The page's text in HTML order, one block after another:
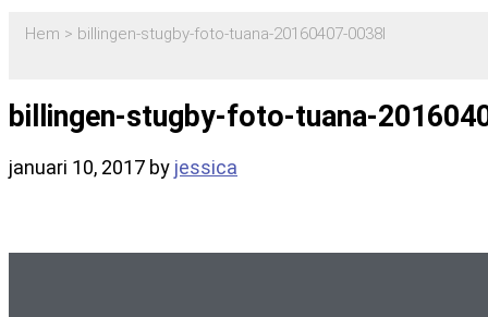
Hem > billingen-stugby-foto-tuana-20160407-0038l
billingen-stugby-foto-tuana-
januari 10, 2017 by jessica